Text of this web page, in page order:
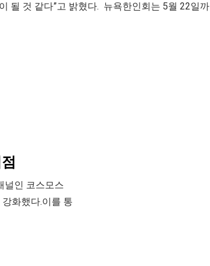
될 것 같다”고 밝혔다. 뉴욕한인회는 5월 22일까
널인 코스모스
화했다.이를 통